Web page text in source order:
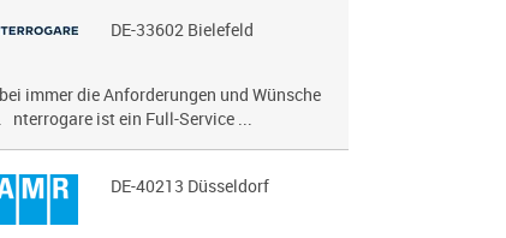
DE-33602 Bielefeld
immer die Anforderungen und Wünsche
nterrogare ist ein Full-Service ...
DE-40213 Düsseldorf